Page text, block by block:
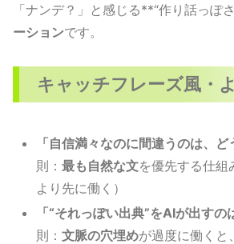
「ナンデ？」と感じる**“作り話っぽ
ーションです。
キャッチフレーズ風・
「自信満々なのに間違うのは、ど
則：最も自然な文を優先する仕組
より先に働く）
「“それっぽい出典”をAIが出すの
則：文脈の穴埋めが過度に働くと